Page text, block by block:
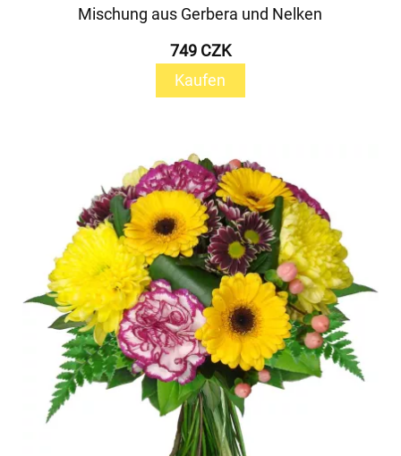
Mischung aus Gerbera und Nelken
749 CZK
Kaufen